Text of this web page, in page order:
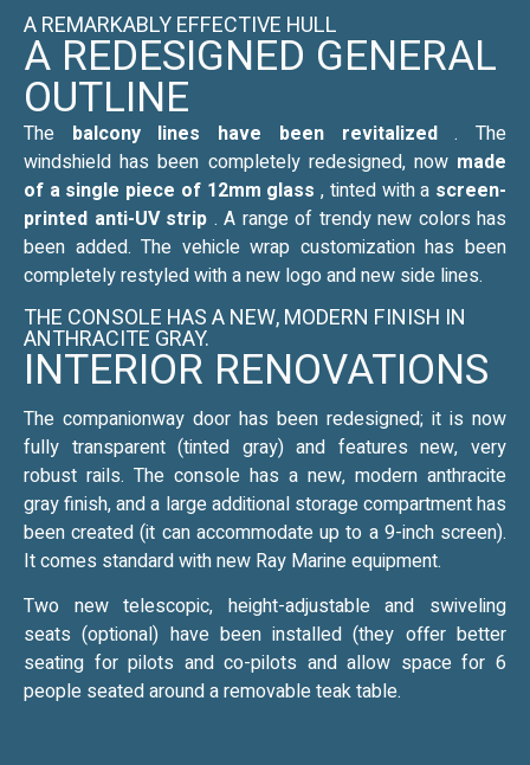
A REMARKABLY EFFECTIVE HULL
A REDESIGNED GENERAL
OUTLINE
The balcony lines have been revitalized. The
windshield has been completely redesigned, now made
of a single piece of 12mm glass , tinted with a screen-
printed anti-UV strip . A range of trendy new colors has
been added. The vehicle wrap customization has been
completely restyled with a new logo and new side lines.
THE CONSOLE HAS A NEW, MODERN FINISH IN
ANTHRACITE GRAY.
INTERIOR RENOVATIONS
The companionway door has been redesigned; it is now
fully transparent (tinted gray) and features new, very
robust rails. The console has a new, modern anthracite
gray finish, and a large additional storage compartment has
been created (it can accommodate up to a 9-inch screen).
It comes standard with new Ray Marine equipment.
Two new telescopic, height-adjustable and swiveling
seats (optional) have been installed (they offer better
seating for pilots and co-pilots and allow space for 6
people seated around a removable teak table.